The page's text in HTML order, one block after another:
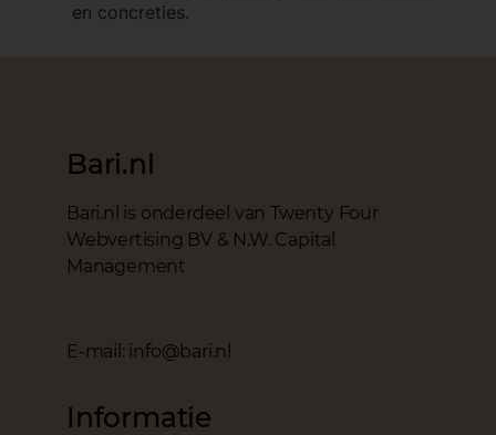
en concreties.
Bari.nl
Bari.nl is onderdeel van Twenty Four
Webvertising BV & N.W. Capital
Management
E-mail: info@bari.nl
Informatie